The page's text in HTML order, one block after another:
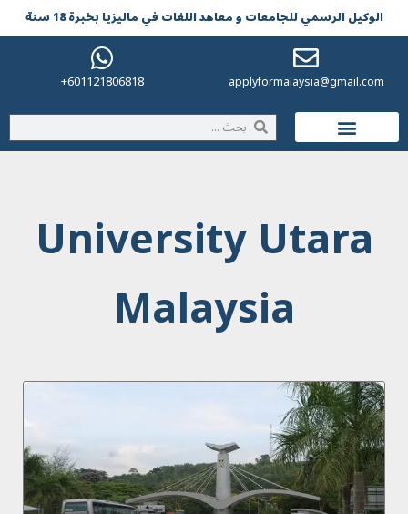
الوکیل الرسمي للجامعات و معاهد اللغات في مالیزیا بخبرة 18 سنة
applyformalaysia@gmail.com
601121806818+
University Utara
Malaysia